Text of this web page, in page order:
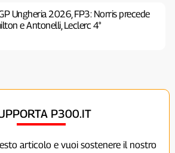
Ungheria 2026, FP3: Norris precede
e Antonelli, Leclerc 4°
P300.IT
articolo e vuoi sostenere il nostro